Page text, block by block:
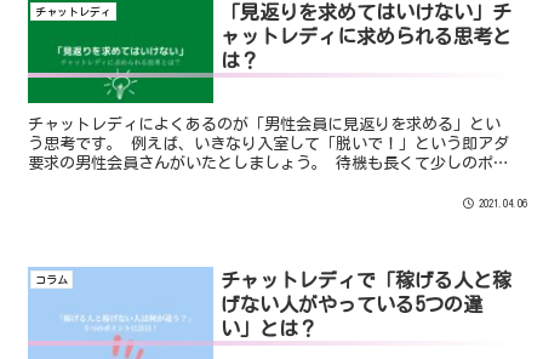
チャットレディ
「見返りを求めてはいけない」チ
ャットレディに求められる思考と
は？
チャットレディによくあるのが「男性会員に見返りを求める」とい
う思考です。 例えば、いきなり入室して「脱いで！」という即アダ
要求の男性会員さんがいたとしましょう。 待機も長くて少しのポイ
2021.04.06
コラム
チャットレディで「稼げる人と稼
げない人がやっている5つの違
い」とは？